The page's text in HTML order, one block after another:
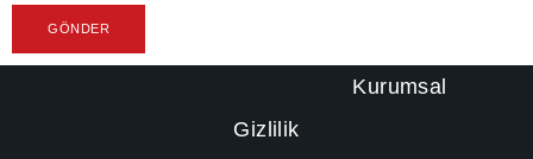
GÖNDER
Kurumsal
Gizlilik